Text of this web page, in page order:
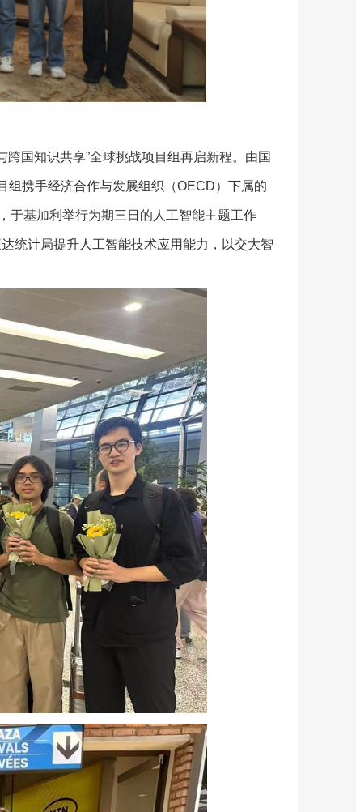
国知识共享”全球挑战项目组再启新程。由国
组携手经济合作与发展组织（OECD）下属的
于基加利举行为期三日的人工智能主题工作
统计局提升人工智能技术应用能力，以交大智